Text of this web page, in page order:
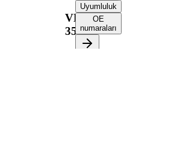
VKDA
35303
Uyumluluk
OE
numaraları